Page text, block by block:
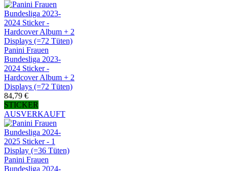
Panini Frauen
Bundesliga 2023-
2024 Sticker -
Hardcover Album + 2
Displays (=72 Tüten)
84,79 €
STICKER
AUSVERKAUFT
Panini Frauen
Bundesliga 2024-